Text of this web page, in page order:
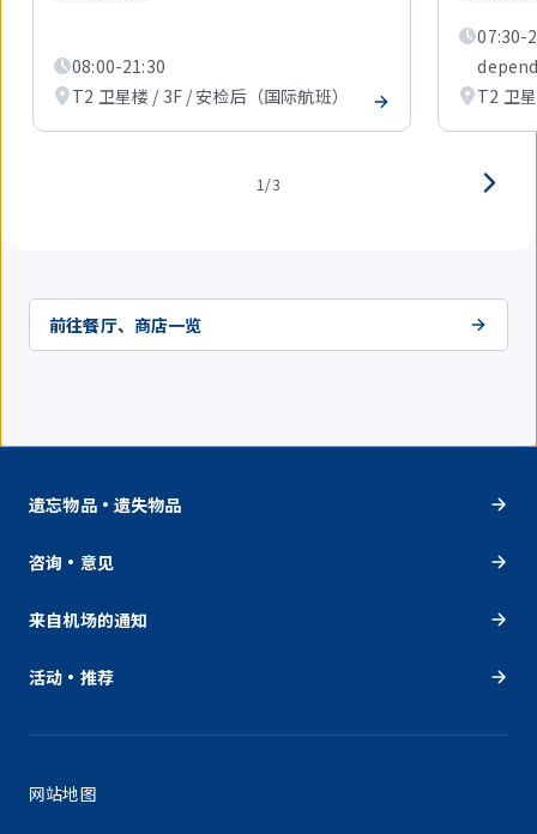
08:00-21:30
T2 卫星楼 / 3F / 安检后（国际航班）
07:30-
T2 卫
1/3
前往餐厅、商店一览
遗忘物品・遗失物品
咨询・意见
来自机场的通知
活动・推荐
网站地图